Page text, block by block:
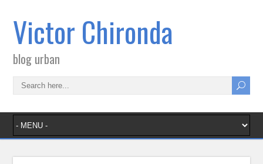
Victor Chironda
blog urban